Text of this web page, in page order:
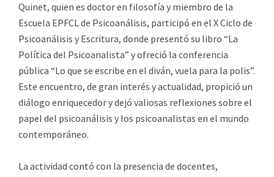
Quinet, quien es doctor en filosofía y miembro de la
Escuela EPFCL de Psicoanálisis, participó en el X Ciclo de
Psicoanálisis y Escritura, donde presentó su libro “La
Política del Psicoanalista” y ofreció la conferencia
pública “Lo que se escribe en el diván, vuela para la polis”.
Este encuentro, de gran interés y actualidad, propició un
diálogo enriquecedor y dejó valiosas reflexiones sobre el
papel del psicoanálisis y los psicoanalistas en el mundo
contemporáneo.
La actividad contó con la presencia de docentes,